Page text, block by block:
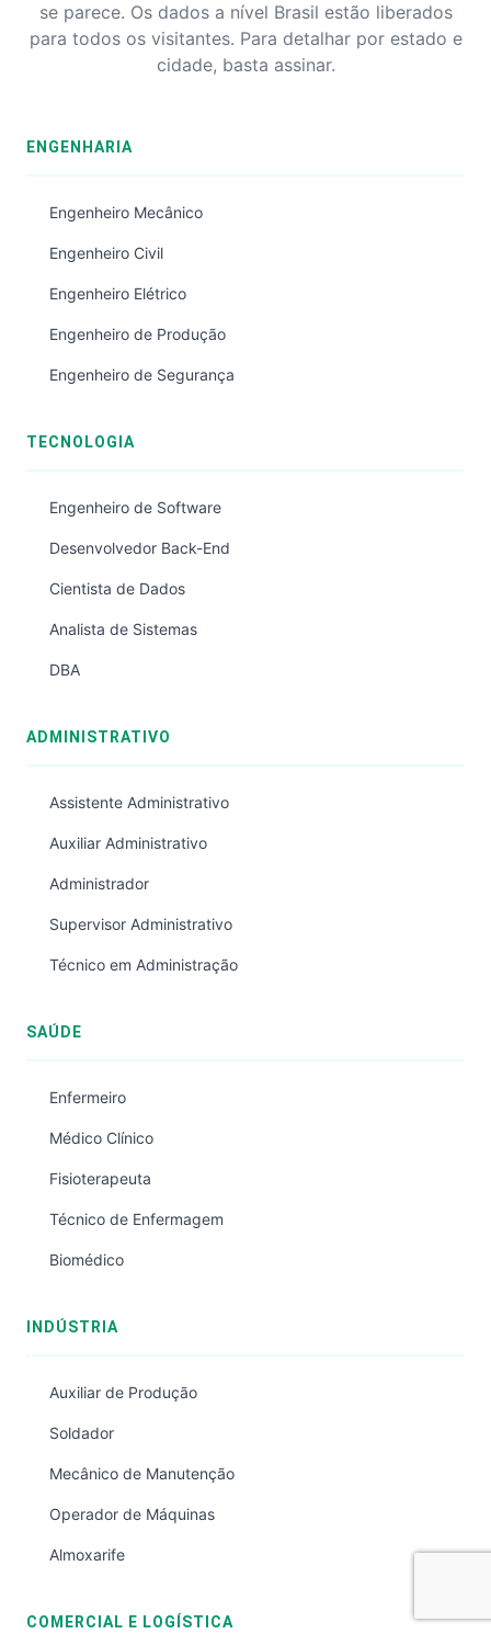
se parece. Os dados a nível Brasil estão liberados
para todos os visitantes. Para detalhar por estado e
cidade, basta assinar.
ENGENHARIA
Engenheiro Mecânico
Engenheiro Civil
Engenheiro Elétrico
Engenheiro de Produção
Engenheiro de Segurança
TECNOLOGIA
Engenheiro de Software
Desenvolvedor Back-End
Cientista de Dados
Analista de Sistemas
DBA
ADMINISTRATIVO
Assistente Administrativo
Auxiliar Administrativo
Administrador
Supervisor Administrativo
Técnico em Administração
SAÚDE
Enfermeiro
Médico Clínico
Fisioterapeuta
Técnico de Enfermagem
Biomédico
INDÚSTRIA
Auxiliar de Produção
Soldador
Mecânico de Manutenção
Operador de Máquinas
Almoxarife
COMERCIAL E LOGÍSTICA